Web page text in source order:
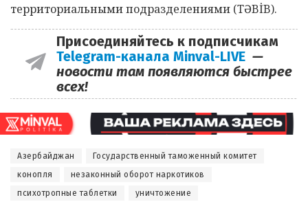
территориальными подразделениями (TƏBİB).
Присоединяйтесь к подписчикам
Telegram-канала Minval-LIVE —
новости там появляются быстрее
всех!
Азербайджан
Государственный таможенный комитет
конопля
незаконный оборот наркотиков
психотропные таблетки
уничтожение